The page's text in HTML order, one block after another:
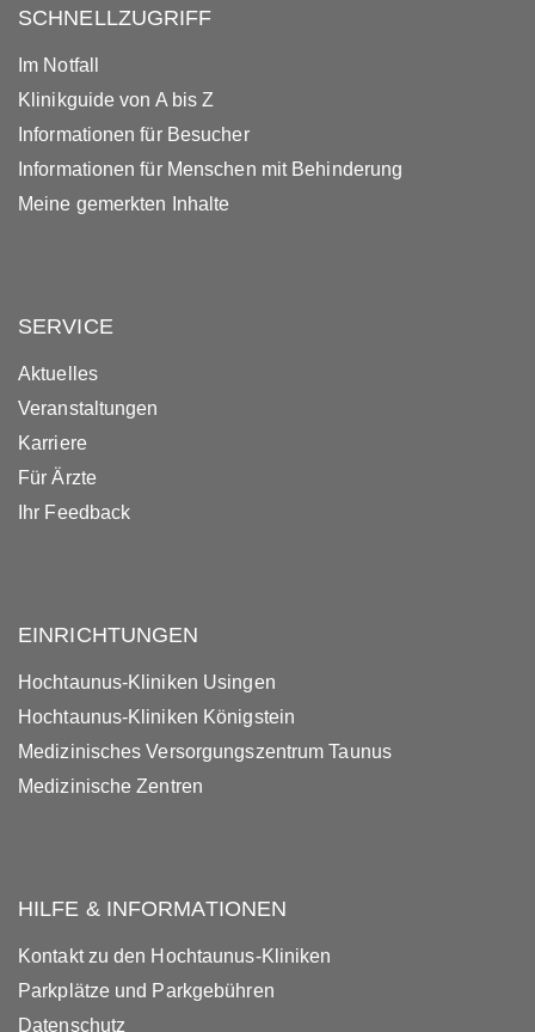
SCHNELLZUGRIFF
Im Notfall
Klinikguide von A bis Z
Informationen für Besucher
Informationen für Menschen mit Behinderung
Meine gemerkten Inhalte
SERVICE
Aktuelles
Veranstaltungen
Karriere
Für Ärzte
Ihr Feedback
EINRICHTUNGEN
Hochtaunus-Kliniken Usingen
Hochtaunus-Kliniken Königstein
Medizinisches Versorgungszentrum Taunus
Medizinische Zentren
HILFE & INFORMATIONEN
Kontakt zu den Hochtaunus-Kliniken
Parkplätze und Parkgebühren
Datenschutz